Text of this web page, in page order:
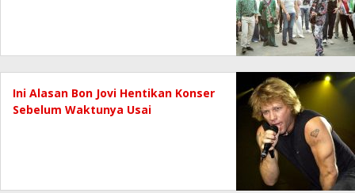
Ini Alasan Bon Jovi Hentikan Konser
Sebelum Waktunya Usai